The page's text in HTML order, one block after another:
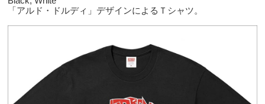
「アルド・ドルディ」デザインによるＴシャツ。